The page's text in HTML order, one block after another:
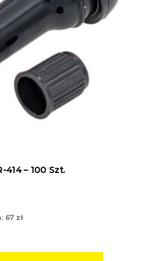
– 100 Szt.
67 zł.